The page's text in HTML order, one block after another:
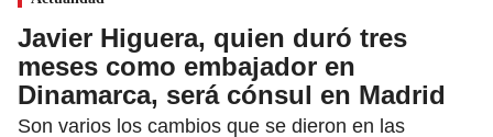
Javier Higuera, quien duró tres
meses como embajador en
Dinamarca, será cónsul en Madrid
Son varios los cambios que se dieron en las